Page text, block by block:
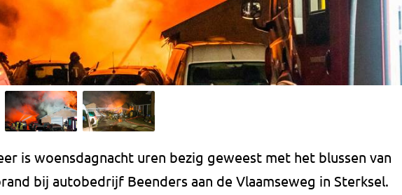
is woensdagnacht uren bezig geweest met het blussen van
bij autobedrijf Beenders aan de Vlaamseweg in Sterksel.